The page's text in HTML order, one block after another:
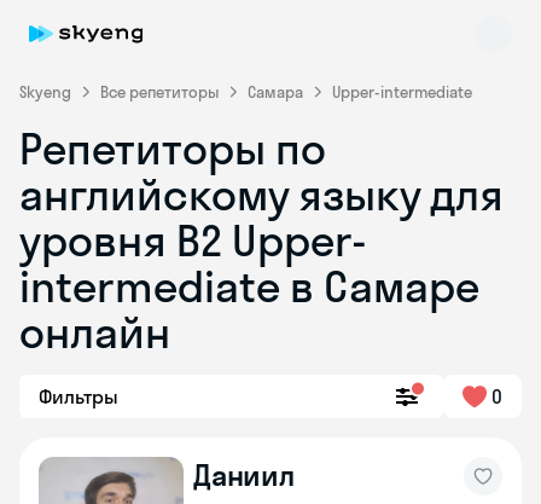
Skyeng Все репетиторы Самара Upper-intermediate
Репетиторы по
английскому языку для
уровня B2 Upper-
intermediate в Самаре
онлайн
Фильтры 0
Даниил
Skyeng Chat
online